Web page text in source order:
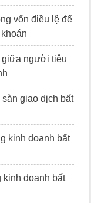
vốn điều lệ để
giữa người tiêu
giao dịch bất
kinh doanh bất
kinh doanh bất